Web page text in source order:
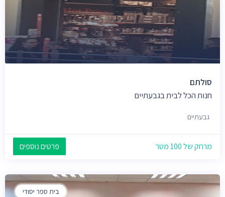
סולתם
חנות הכל לבית בגבעתיים
גבעתיים
מרחק של 100 מטר פרטים נוספים
בית ספר יסודי